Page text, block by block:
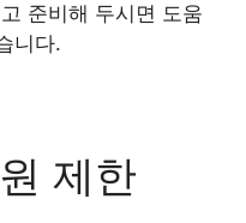
준비해 두시면 도움
니다.
제한